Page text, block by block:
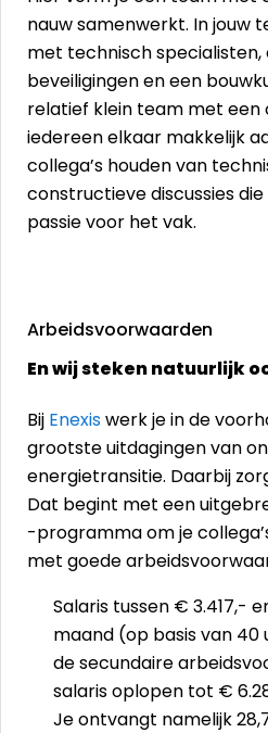
nauw samenwerkt. In jouw
met technisch specialisten,
beveiligingen en een
relatief klein team met een
iedereen elkaar makkelijk
collega’s houden van
constructieve discussies
passie voor het vak.
Arbeidsvoorwaarden
En wij steken natuurlijk
Bij Enexiswerk je in de
grootste uitdagingen van
energietransitie. Daarbij
Dat begint met een
-programma om je
met goede
Salaris tussen € 3.417,-
maand (op basis van
de secundaire
salaris oplopen tot €
Je ontvangt namelijk